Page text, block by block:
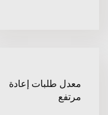
معدل طلبات إعادة
مرتفع